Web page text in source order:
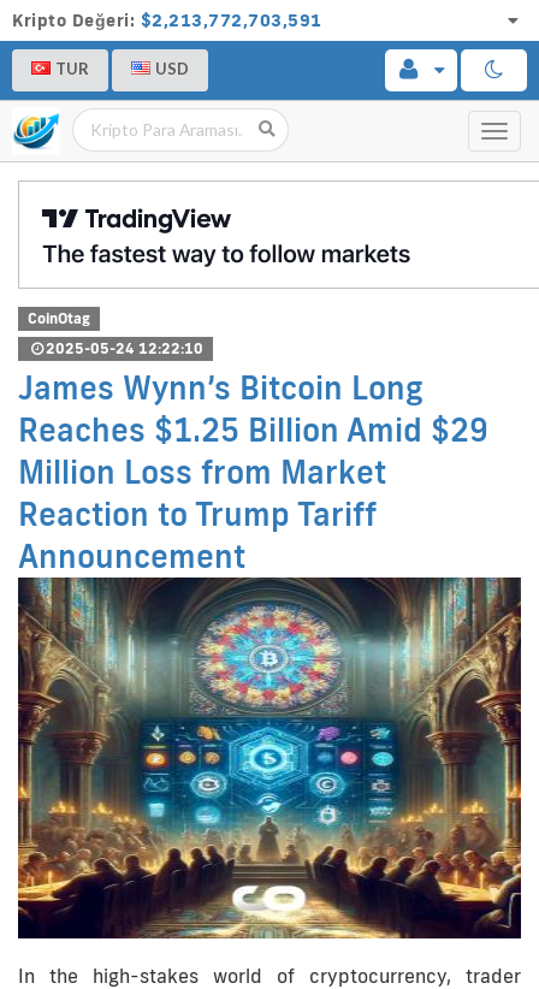
Kripto Değeri: $2,213,772,703,591
TUR USD
CoinOtag
2025-05-24 12:22:10
James Wynn’s Bitcoin Long
Reaches $1.25 Billion Amid $29
Million Loss from Market
Reaction to Trump Tariff
Announcement
In the high-stakes world of cryptocurrency, trader